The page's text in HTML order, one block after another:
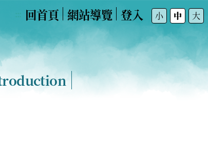
回首頁 網站導覽 登入 小 中 大